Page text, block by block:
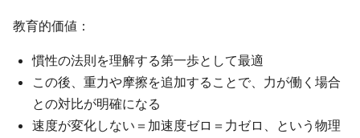
教育的価値：
慣性の法則を理解する第一歩として最適
この後、重力や摩擦を追加することで、力が働く場合
との対比が明確になる
速度が変化しない＝加速度ゼロ＝力ゼロ、という物理